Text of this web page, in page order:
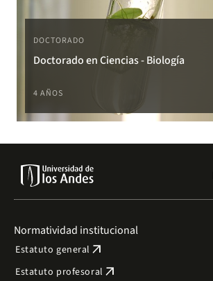
DOCTORADO
Doctorado en Ciencias - Biología
4 AÑOS
Normatividad institucional
Estatuto general arrow_outward
Estatuto profesoral arrow_outward